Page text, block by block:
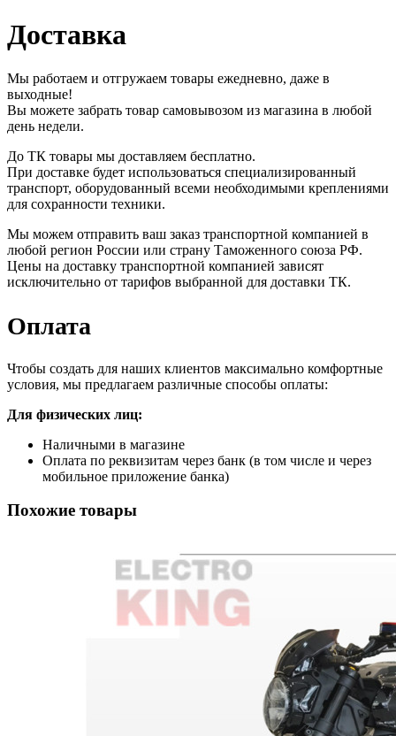
Доставка
Мы работаем и отгружаем товары ежедневно, даже в
выходные!
Вы можете забрать товар самовывозом из магазина в любой
день недели.
До ТК товары мы доставляем бесплатно.
При доставке будет использоваться специализированный
транспорт, оборудованный всеми необходимыми креплениями
для сохранности техники.
Мы можем отправить ваш заказ транспортной компанией в
любой регион России или страну Таможенного союза РФ.
Цены на доставку транспортной компанией зависят
исключительно от тарифов выбранной для доставки ТК.
Оплата
Чтобы создать для наших клиентов максимально комфортные
условия, мы предлагаем различные способы оплаты:
Для физических лиц:
Наличными в магазине
Оплата по реквизитам через банк (в том числе и через
мобильное приложение банка)
Похожие товары